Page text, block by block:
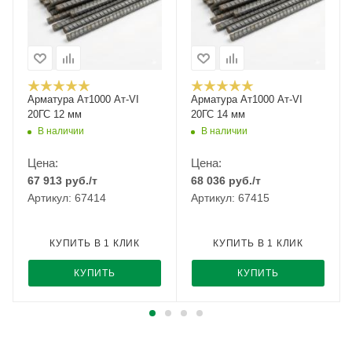
Арматура Ат1000 Ат-VI
20ГС 12 мм
В наличии
Цена:
67 913 руб./т
Артикул: 67414
КУПИТЬ
КУПИТЬ В 1 КЛИК
Арматура Ат1000 Ат-VI
20ГС 14 мм
В наличии
Цена:
68 036 руб./т
Артикул: 67415
КУПИТЬ
КУПИТЬ В 1 КЛИК